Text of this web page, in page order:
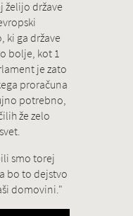
želijo države
ki ga države
bolje, kot 1
je zato
proračuna
potrebno,
že zelo
smo torej
bo to dejstvo
domovini."